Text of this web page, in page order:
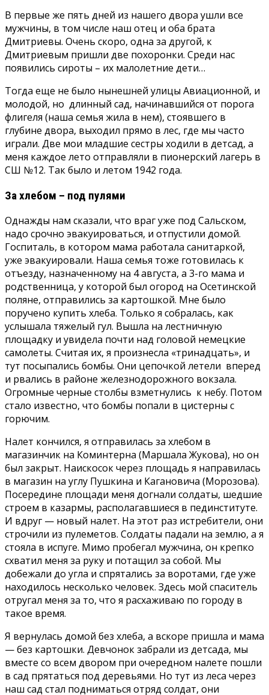
В первые же пять дней из нашего двора ушли все
мужчины, в том числе наш отец и оба брата
Дмитриевы. Очень скоро, одна за другой, к
Дмитриевым пришли две похоронки. Среди нас
появились сироты – их малолетние дети…
Тогда еще не было нынешней улицы Авиационной, и
молодой, но длинный сад, начинавшийся от порога
флигеля (наша семья жила в нем), стоявшего в
глубине двора, выходил прямо в лес, где мы часто
играли. Две мои младшие сестры ходили в детсад, а
меня каждое лето отправляли в пионерский лагерь в
СШ №12. Так было и летом 1942 года.
За хлебом – под пулями
Однажды нам сказали, что враг уже под Сальском,
надо срочно эвакуироваться, и отпустили домой.
Госпиталь, в котором мама работала санитаркой,
уже эвакуировали. Наша семья тоже готовилась к
отъезду, назначенному на 4 августа, а 3-го мама и
родственница, у которой был огород на Осетинской
поляне, отправились за картошкой. Мне было
поручено купить хлеба. Только я собралась, как
услышала тяжелый гул. Вышла на лестничную
площадку и увидела почти над головой немецкие
самолеты. Считая их, я произнесла «тринадцать», и
тут посыпались бомбы. Они цепочкой летели вперед
и рвались в районе железнодорожного вокзала.
Огромные черные столбы взметнулись к небу. Потом
стало известно, что бомбы попали в цистерны с
горючим.
Налет кончился, я отправилась за хлебом в
магазинчик на Коминтерна (Маршала Жукова), но он
был закрыт. Наискосок через площадь я направилась
в магазин на углу Пушкина и Кагановича (Морозова).
Посередине площади меня догнали солдаты, шедшие
строем в казармы, располагавшиеся в пединституте.
И вдруг — новый налет. На этот раз истребители, они
строчили из пулеметов. Солдаты падали на землю, а я
стояла в испуге. Мимо пробегал мужчина, он крепко
схватил меня за руку и потащил за собой. Мы
добежали до угла и спрятались за воротами, где уже
находилось несколько человек. Здесь мой спаситель
отругал меня за то, что я расхаживаю по городу в
такое время.
Я вернулась домой без хлеба, а вскоре пришла и мама
— без картошки. Девчонок забрали из детсада, мы
вместе со всем двором при очередном налете пошли
в сад прятаться под деревьями. Но тут из леса через
наш сад стал подниматься отряд солдат, они